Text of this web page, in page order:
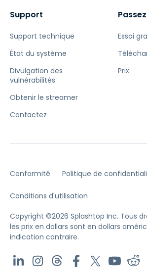
Support
Support technique
État du système
Divulgation des
vulnérabilités
Obtenir le streamer
Contactez
Essai
Prix
Conformité Politique de
Conditions d'utilisation
Copyright ©2026 Splashtop Inc. Tous
les prix en dollars sont en dollars
indication contraire.